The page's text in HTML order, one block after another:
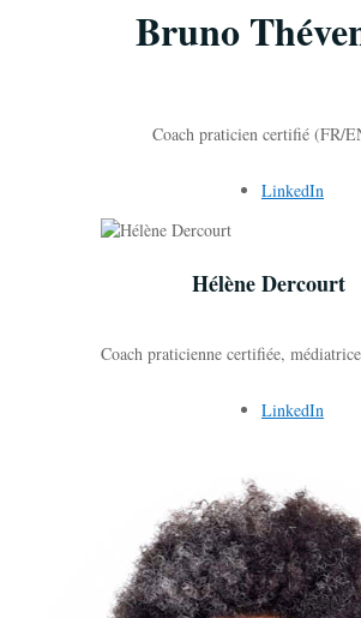
Bruno
Coach praticien certifié (FR/
LinkedIn
Hélène Dercourt
Coach praticienne certifiée,
LinkedIn